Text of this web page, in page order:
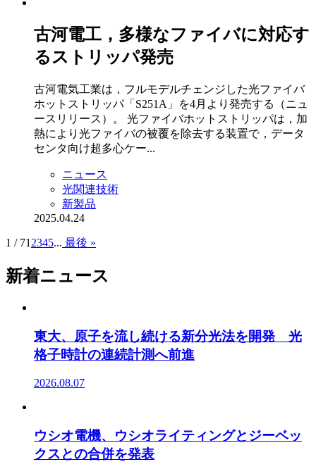
古河電工，多様なファイバに対応す
るストリッパ発売
古河電気工業は，フルモデルチェンジした光ファイバ
ホットストリッパ「S251A」を4月より発売する（ニュ
ースリリース）。 光ファイバホットストリッパは，加
熱により光ファイバの被覆を除去する装置で，データ
センタ向け超多心ケー...
ニュース
光関連技術
新製品
2025.04.24
1 / 71 2345... 最後 »
新着ニュース
東大、原子を流し続ける新分光法を開発 光
格子時計の連続計測へ前進
2026.08.07
ウシオ電機、ウシオライティングとジーベッ
クスとの合併を発表